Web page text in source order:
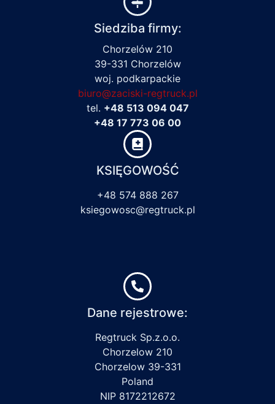
Siedziba firmy:
Chorzelów 210
39-331 Chorzelów
woj. podkarpackie
biuro@zaciski-regtruck.pl
tel. +48 513 094 047
+48 17 773 06 00
KSIĘGOWOŚĆ
+48 574 888 267
ksiegowosc@regtruck.pl
Dane rejestrowe:
Regtruck Sp.z.o.o.
Chorzelow 210
Chorzelow 39-331
Poland
NIP 8172212672